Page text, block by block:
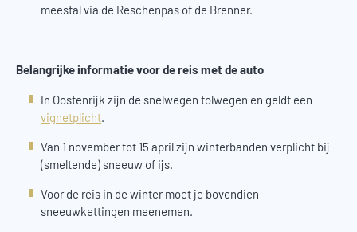
meestal via de Reschenpas of de Brenner.
Belangrijke informatie voor de reis met de auto
In Oostenrijk zijn de snelwegen tolwegen en geldt een
vignetplicht
Van 1 november tot 15 april zijn winterbanden verplicht bij
(smeltende) sneeuw of ijs.
Voor de reis in de winter moet je bovendien
sneeuwkettingen meenemen.